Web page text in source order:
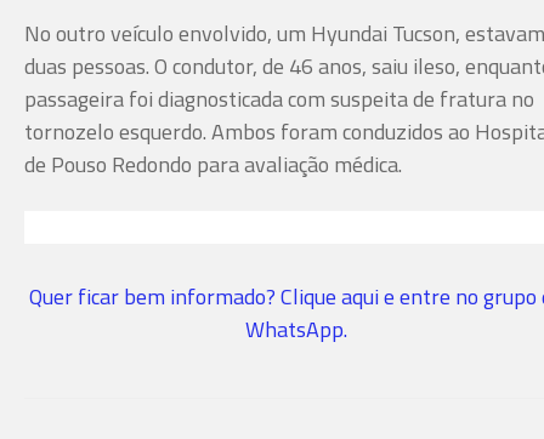
No outro veículo envolvido, um Hyundai Tucson, estavam
duas pessoas. O condutor, de 46 anos, saiu ileso,
passageira foi diagnosticada com suspeita de fratura no
tornozelo esquerdo. Ambos foram conduzidos ao
de Pouso Redondo para avaliação médica.
Quer ficar bem informado? Clique aqui e entre no grupo
WhatsApp.